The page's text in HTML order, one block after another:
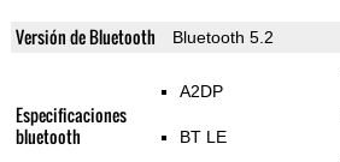
Versión de Bluetooth Bluetooth 5.2
Especificaciones
bluetooth
A2DP
BT LE